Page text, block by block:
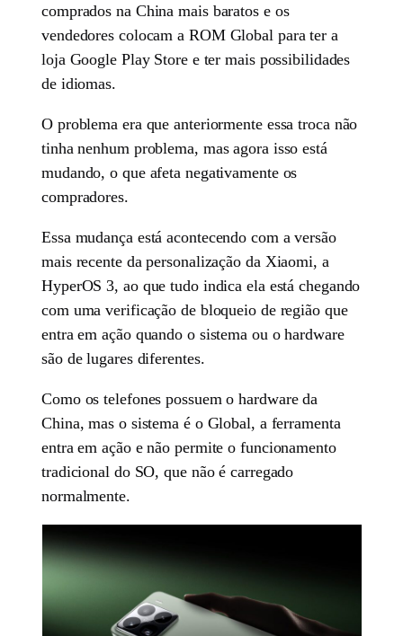
comprados na China mais baratos e os
vendedores colocam a ROM Global para ter a
loja Google Play Store e ter mais possibilidades
de idiomas.
O problema era que anteriormente essa troca não
tinha nenhum problema, mas agora isso está
mudando, o que afeta negativamente os
compradores.
Essa mudança está acontecendo com a versão
mais recente da personalização da Xiaomi, a
HyperOS 3, ao que tudo indica ela está chegando
com uma verificação de bloqueio de região que
entra em ação quando o sistema ou o hardware
são de lugares diferentes.
Como os telefones possuem o hardware da
China, mas o sistema é o Global, a ferramenta
entra em ação e não permite o funcionamento
tradicional do SO, que não é carregado
normalmente.